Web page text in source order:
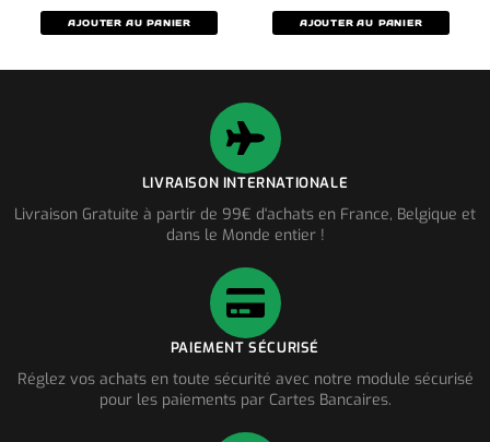
AJOUTER AU PANIER AJOUTER AU PANIER
LIVRAISON INTERNATIONALE
Livraison Gratuite à partir de 99€ d'achats en France, Belgique et
dans le Monde entier !
PAIEMENT SÉCURISÉ
Réglez vos achats en toute sécurité avec notre module sécurisé
pour les paiements par Cartes Bancaires.